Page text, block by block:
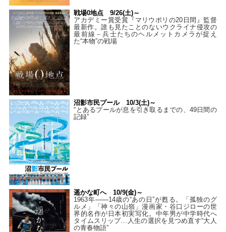
戦場0地点 9/26(土)～
アカデミー賞受賞『マリウポリの20日間』監督
最新作。誰も見たことのないウクライナ侵攻の
最前線－兵士たちのヘルメットカメラが捉え
た“本物”の戦場
沼影市民プール 10/3(土)～
“とあるプールが息を引き取るまでの、49日間の
記録”
遥かな町へ 10/9(金)～
1963年――14歳の“あの日”が甦る。「孤独のグ
ルメ」「神々の山嶺」漫画家・谷口ジローの世
界的名作が日本初実写化。中年男が中学時代へ
タイムスリップ…人生の選択を見つめ直す“大人
の青春物語”